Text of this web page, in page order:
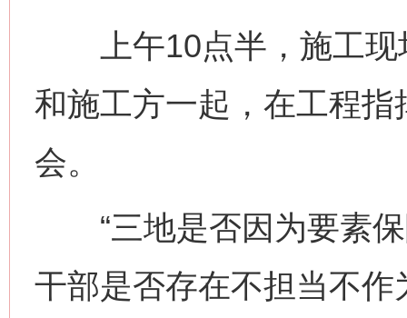
上午10点半，施工现
和施工方一起，在工程
会。
“三地是否因为要素保
干部是否存在不担当不